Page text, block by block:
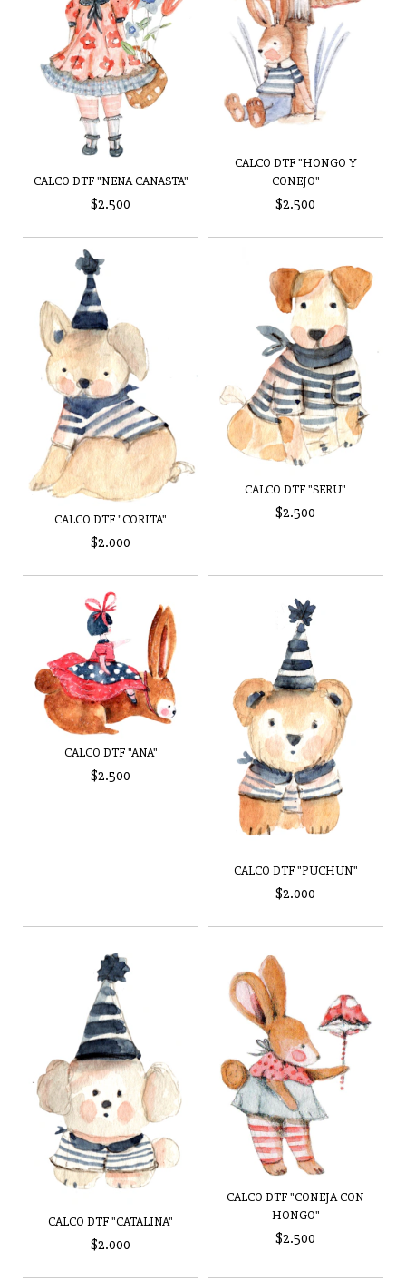
CALCO DTF "NENA CANASTA"
$2.500
CALCO DTF "HONGO Y
CONEJO"
$2.500
CALCO DTF "CORITA"
$2.000
CALCO DTF "SERU"
$2.500
CALCO DTF "ANA"
$2.500
CALCO DTF "PUCHUN"
$2.000
CALCO DTF "CATALINA"
$2.000
CALCO DTF "CONEJA CON
HONGO"
$2.500